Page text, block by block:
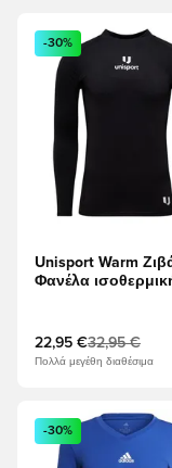
Ανοίγει ένα
-30%
Unisport Warm
Φανέλα
22,95 €32,95 €
Πολλά μεγέθη διαθέσιμα
Ανοίγει ένα
-30%